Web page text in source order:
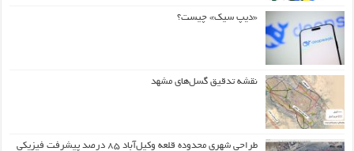
«دیپ سیک» چیست؟
نقشه تدقیق گسل‌های مشهد
طراحی شهری محدوده قلعه وکیل‌آباد ۸۵ درصد پیشرفت فیزیکی